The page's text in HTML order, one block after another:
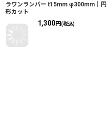
ラワンランバー t15mm φ300mm｜円
形カット
1,300円(税込)